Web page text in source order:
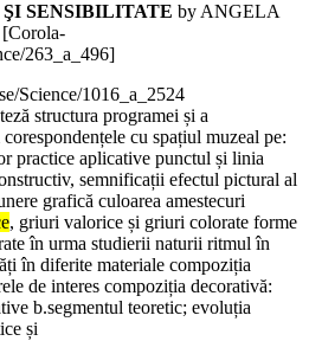
SENSIBILITATE by ANGELA
[Corola-
263_a_496]
Science/1016_a_2524
structura programei și a
cu spațiul muzeal pe:
practice aplicative punctul și linia
semnificații efectul pictural al
grafică culoarea amestecuri
, griuri valorice și griuri colorate forme
în urma studierii naturii ritmul în
în diferite materiale compoziția
de interes compoziția decorativă:
b.segmentul teoretic; evoluția
și